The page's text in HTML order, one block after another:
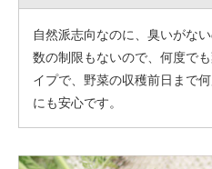
自然派志向なのに、臭いがな
数の制限もないので、何度で
イプで、野菜の収穫前日まで
にも安心です。